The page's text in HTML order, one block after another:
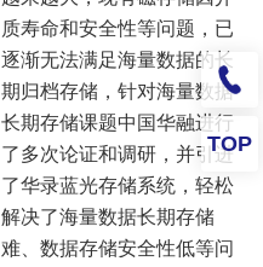
质寿命和安全性等问题，已
逐渐无法满足海量数据的长
期归档存储，针对海量数据
长期存储课题中国华融进行
了多次论证和调研，并引进
了华录蓝光存储系统，轻松
解决了海量数据长期存储
难、数据存储安全性低等问
TOP